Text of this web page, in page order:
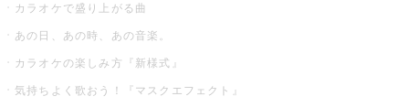
カラオケで盛り上がる曲
あの日、あの時、あの音楽。
カラオケの楽しみ方『新様式』
気持ちよく歌おう！『マスクエフェクト』